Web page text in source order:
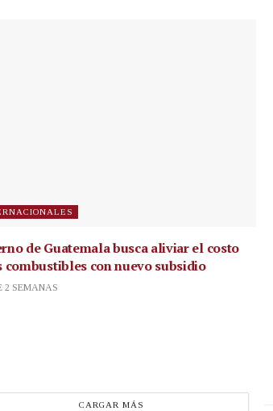
de Guatemala busca aliviar el costo
combustibles con nuevo subsidio
2 SEMANAS
CARGAR MÁS